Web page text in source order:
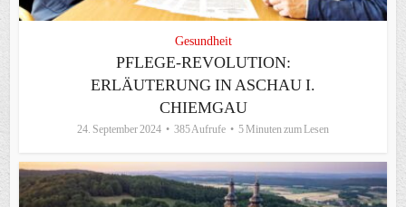
Gesundheit
PFLEGE-REVOLUTION:
ERLÄUTERUNG IN ASCHAU I.
CHIEMGAU
24. September 2024 385 Aufrufe 5 Minuten zum Lesen